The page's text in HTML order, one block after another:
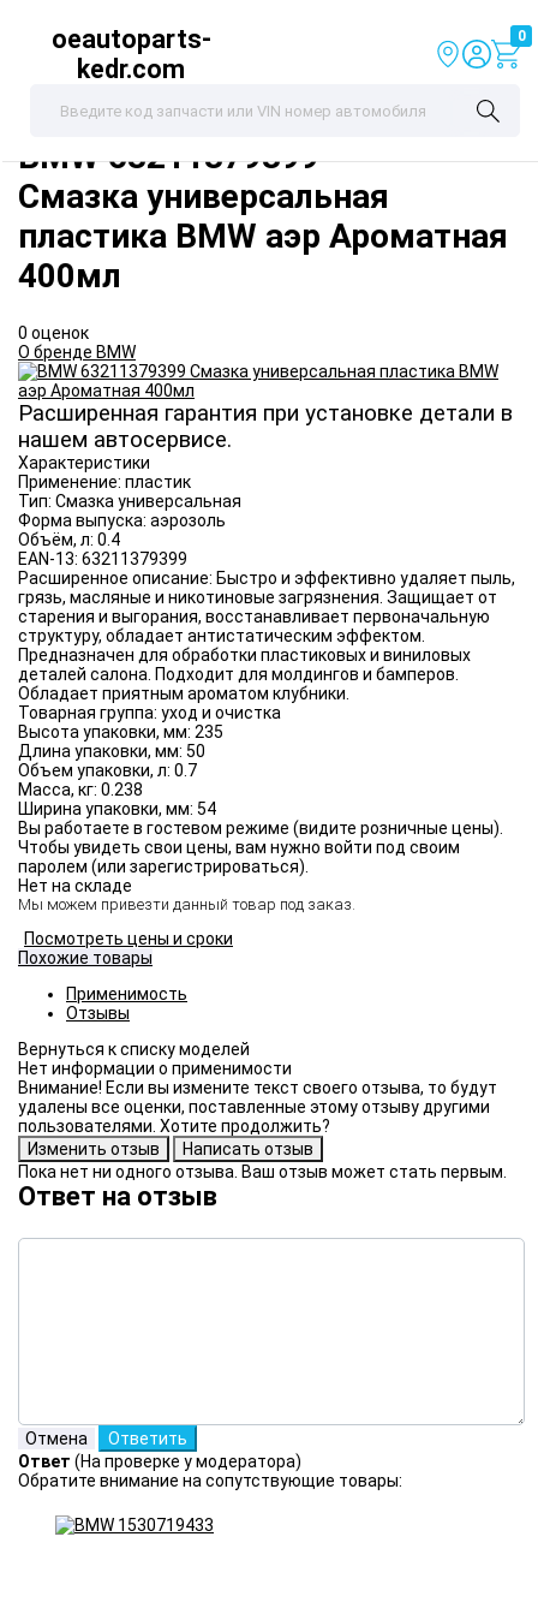
oeautoparts-
kedr.com
0
BMW63211379399
Смазка универсальная
пластика BMW аэр Ароматная
400мл
0 оценок
О бренде BMW
Расширенная гарантия при установке детали в
нашем автосервисе.
Характеристики
Применение: пластик
Тип: Смазка универсальная
Форма выпуска: аэрозоль
Объём, л: 0.4
EAN-13: 63211379399
Расширенное описание: Быстро и эффективно удаляет пыль,
грязь, масляные и никотиновые загрязнения. Защищает от
старения и выгорания, восстанавливает первоначальную
структуру, обладает антистатическим эффектом.
Предназначен для обработки пластиковых и виниловых
деталей салона. Подходит для молдингов и бамперов.
Обладает приятным ароматом клубники.
Товарная группа: уход и очистка
Высота упаковки, мм: 235
Длина упаковки, мм: 50
Объем упаковки, л: 0.7
Масса, кг: 0.238
Ширина упаковки, мм: 54
Вы работаете в гостевом режиме (видите розничные цены).
Чтобы увидеть свои цены, вам нужно войти под своим
паролем (или зарегистрироваться).
Нет на складе
Мы можем привезти данный товар под заказ.
Посмотреть цены и сроки
Похожие товары
Применимость
Отзывы
Нет информации о применимости
Внимание! Если вы измените текст своего отзыва, то будут
удалены все оценки, поставленные этому отзыву другими
пользователями. Хотите продолжить?
Пока нет ни одного отзыва. Ваш отзыв может стать первым.
Ответ на отзыв
Ответ (На проверке у модератора)
Обратите внимание на сопутствующие товары: